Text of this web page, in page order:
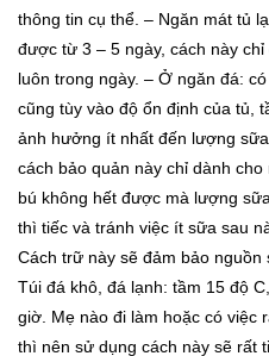
thông tin cụ thể. – Ngăn mát tủ
được từ 3 – 5 ngày, cách này
luôn trong ngày. – Ở ngăn đá:
cũng tùy vào độ ổn định của tủ,
ảnh hưởng ít nhất đến lượng sữa.
cách bảo quản này chỉ dành
bú không hết được mà lượng
thì tiếc và tránh việc ít sữa sau
Cách trữ này sẽ đảm bảo nguồn
Túi đá khô, đá lạnh: tầm 15 độ
giờ. Mẹ nào đi làm hoặc có việc
thì nên sử dụng cách này sẽ rất